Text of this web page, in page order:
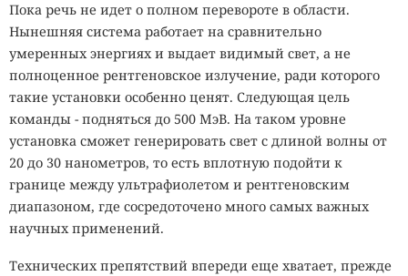
Пока речь не идет о полном перевороте в области.
Нынешняя система работает на сравнительно
умеренных энергиях и выдает видимый свет, а не
полноценное рентгеновское излучение, ради которого
такие установки особенно ценят. Следующая цель
команды - подняться до 500 МэВ. На таком уровне
установка сможет генерировать свет с длиной волны от
20 до 30 нанометров, то есть вплотную подойти к
границе между ультрафиолетом и рентгеновским
диапазоном, где сосредоточено много самых важных
научных применений.
Технических препятствий впереди еще хватает, прежде